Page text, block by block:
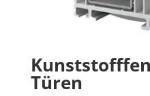
Türen